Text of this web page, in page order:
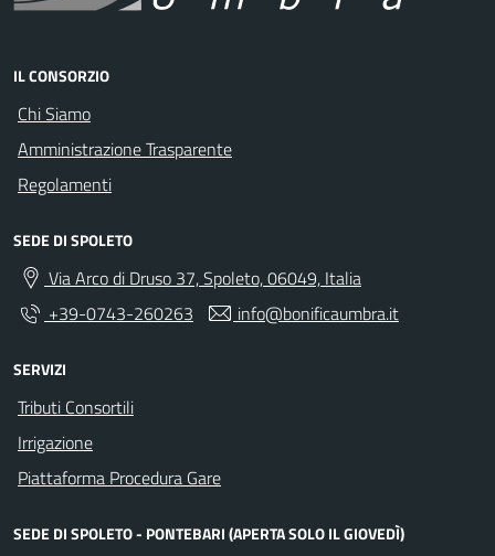
IL CONSORZIO
Chi Siamo
Amministrazione Trasparente
Regolamenti
SEDE DI SPOLETO
Via Arco di Druso 37, Spoleto, 06049, Italia
+39-0743-260263
info@bonificaumbra.it
SERVIZI
Tributi Consortili
Irrigazione
Piattaforma Procedura Gare
SEDE DI SPOLETO - PONTEBARI (APERTA SOLO IL GIOVEDÌ)